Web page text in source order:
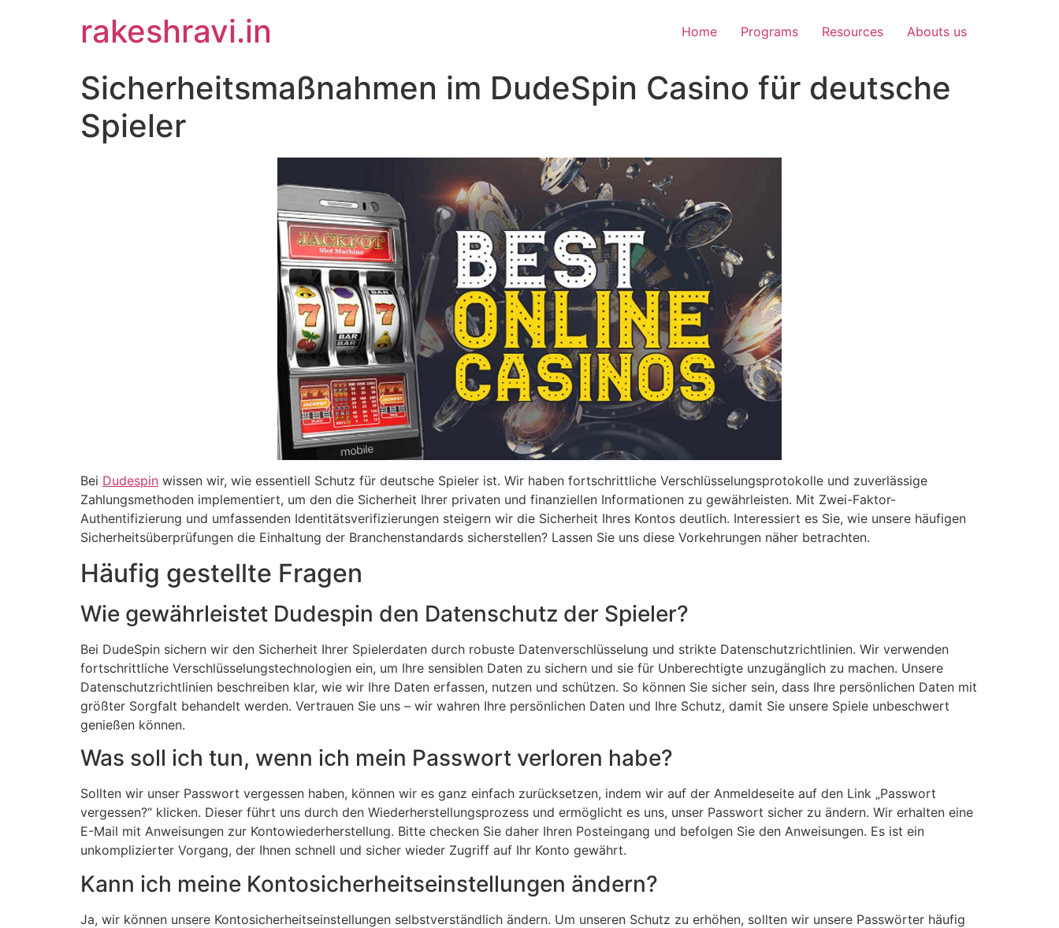
rakeshravi.in Home Programs Resources Abouts us
Sicherheitsmaßnahmen im DudeSpin Casino für deutsche
Spieler
Bei Dudespin wissen wir, wie essentiell Schutz für deutsche Spieler ist. Wir haben fortschrittliche Verschlüsselungsprotokolle und zuverlässige
Zahlungsmethoden implementiert, um den die Sicherheit Ihrer privaten und finanziellen Informationen zu gewährleisten. Mit Zwei-Faktor-
Authentifizierung und umfassenden Identitätsverifizierungen steigern wir die Sicherheit Ihres Kontos deutlich. Interessiert es Sie, wie unsere häufigen
Sicherheitsüberprüfungen die Einhaltung der Branchenstandards sicherstellen? Lassen Sie uns diese Vorkehrungen näher betrachten.
Häufig gestellte Fragen
Wie gewährleistet Dudespin den Datenschutz der Spieler?
Bei DudeSpin sichern wir den Sicherheit Ihrer Spielerdaten durch robuste Datenverschlüsselung und strikte Datenschutzrichtlinien. Wir verwenden
fortschrittliche Verschlüsselungstechnologien ein, um Ihre sensiblen Daten zu sichern und sie für Unberechtigte unzugänglich zu machen. Unsere
Datenschutzrichtlinien beschreiben klar, wie wir Ihre Daten erfassen, nutzen und schützen. So können Sie sicher sein, dass Ihre persönlichen Daten mit
größter Sorgfalt behandelt werden. Vertrauen Sie uns – wir wahren Ihre persönlichen Daten und Ihre Schutz, damit Sie unsere Spiele unbeschwert
genießen können.
Was soll ich tun, wenn ich mein Passwort verloren habe?
Sollten wir unser Passwort vergessen haben, können wir es ganz einfach zurücksetzen, indem wir auf der Anmeldeseite auf den Link „Passwort
vergessen?“ klicken. Dieser führt uns durch den Wiederherstellungsprozess und ermöglicht es uns, unser Passwort sicher zu ändern. Wir erhalten eine
E-Mail mit Anweisungen zur Kontowiederherstellung. Bitte checken Sie daher Ihren Posteingang und befolgen Sie den Anweisungen. Es ist ein
unkomplizierter Vorgang, der Ihnen schnell und sicher wieder Zugriff auf Ihr Konto gewährt.
Kann ich meine Kontosicherheitseinstellungen ändern?
Ja, wir können unsere Kontosicherheitseinstellungen selbstverständlich ändern. Um unseren Schutz zu erhöhen, sollten wir unsere Passwörter häufig